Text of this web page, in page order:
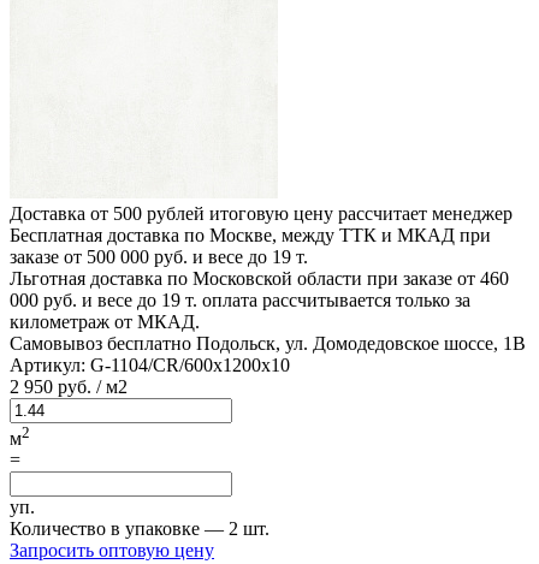
Доставка от 500 рублей итоговую цену рассчитает менеджер
Бесплатная доставка по Москве, между ТТК и МКАД при
заказе от 500 000 руб. и весе до 19 т.
Льготная доставка по Московской области при заказе от 460
000 руб. и весе до 19 т. оплата рассчитывается только за
километраж от МКАД.
Самовывоз бесплатно Подольск, ул. Домодедовское шоссе, 1В
Артикул: G-1104/CR/600x1200x10
2 950 руб. / м2
м2
=
уп.
Количество в упаковке — 2 шт.
Запросить оптовую цену